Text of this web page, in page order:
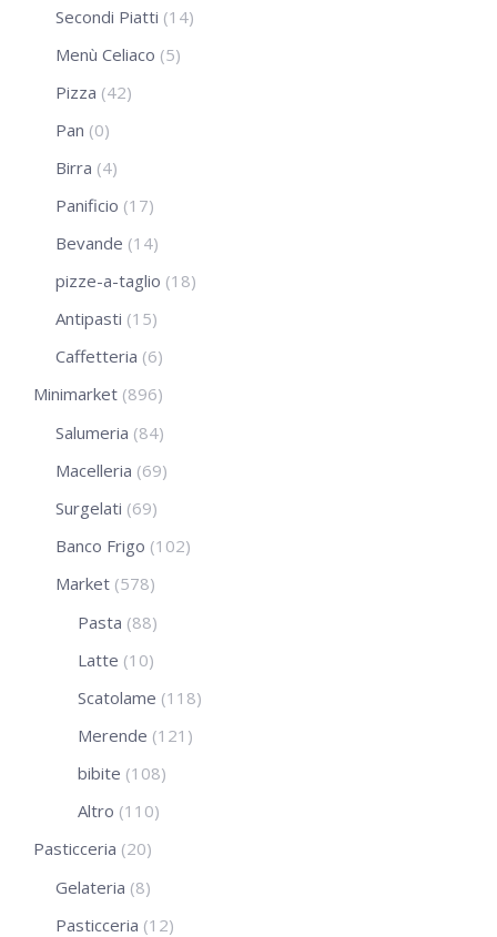
Secondi Piatti (14)
Menù Celiaco (5)
Pizza (42)
Pan (0)
Birra (4)
Panificio (17)
Bevande (14)
pizze-a-taglio (18)
Antipasti (15)
Caffetteria (6)
Minimarket (896)
Salumeria (84)
Macelleria (69)
Surgelati (69)
Banco Frigo (102)
Market (578)
Pasta (88)
Latte (10)
Scatolame (118)
Merende (121)
bibite (108)
Altro (110)
Pasticceria (20)
Gelateria (8)
Pasticceria (12)